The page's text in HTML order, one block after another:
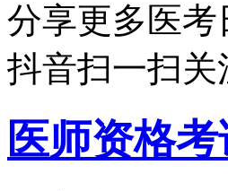
分享更多医考
抖音扫一扫关
医师资格